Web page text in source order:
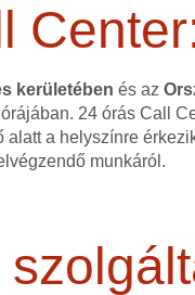
kerületében és az
24 órás Call
a helyszínre
munkáról.